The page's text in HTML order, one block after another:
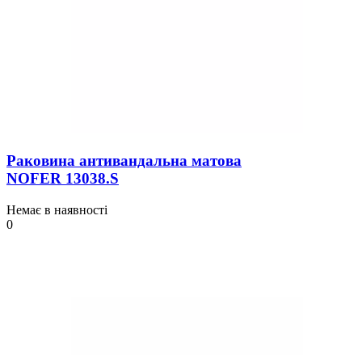
Раковина антивандальна матова
NOFER 13038.S
Немає в наявності
0